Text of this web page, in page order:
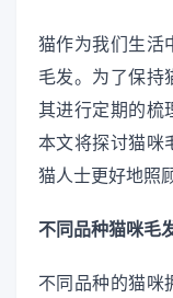
猫作为我们生活
毛发。为了保持
其进行定期的梳
本文将探讨猫咪
猫人士更好地照
不同品种猫咪毛
不同品种的猫咪